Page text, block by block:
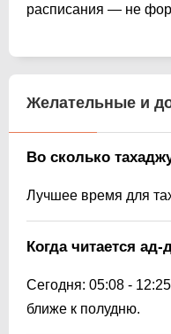
расписания — не
Желательные и
Во сколько
Лучшее время для
Когда читается
Сегодня: 05:08 - 12:25
ближе к полудню.